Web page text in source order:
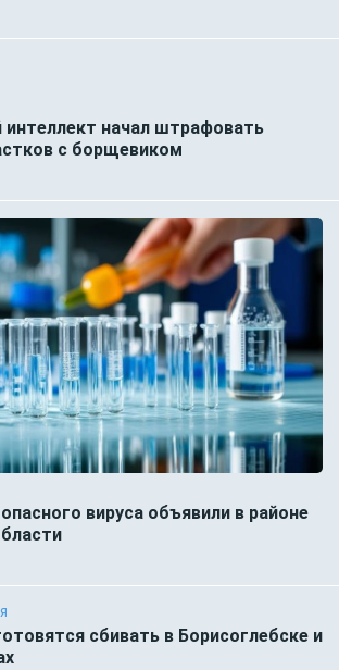
интеллект начал штрафовать
с борщевиком
вируса объявили в районе
сбивать в Борисоглебске и